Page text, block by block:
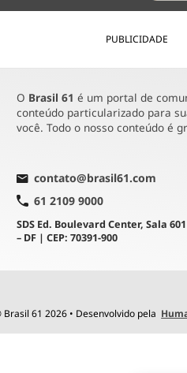
PUBLICIDADE
O Brasil 61 é um portal de
conteúdo particularizado para
você. Todo o nosso conteúdo é
contato@brasil61.com
61 2109 9000
SDS Ed. Boulevard Center, Sala
– DF | CEP: 70391-900
61 2026 • Desenvolvido pela